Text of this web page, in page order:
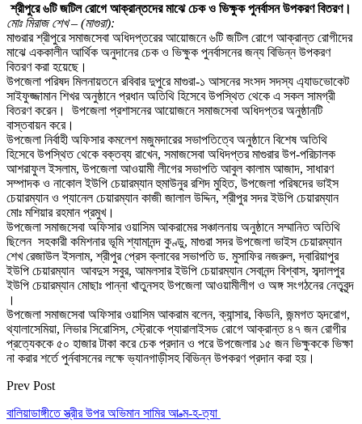
শ্রীপুরে ৬টি জটিল রোগে আক্রান্তদের মাঝে চেক ও ভিক্ষুক পুনর্বাসন উপকরণ বিতরণ।
মোঃ মিরাজ শেখ – (মাগুরা):
মাগুরার শ্রীপুরে সমাজসেবা অধিদপ্তরের আয়োজনে ৬টি জটিল রোগে আক্রান্ত রোগীদের
মাঝে এককালীন আর্থিক অনুদানের চেক ও ভিক্ষুক পুনর্বাসনের জন্য বিভিন্ন উপকরণ
বিতরণ করা হয়েছে।
উপজেলা পরিষদ মিলনায়তনে রবিবার দুপুরে মাগুরা-১ আসনের সংসদ সদস্য এ্যাডভোকেট
সাইফুজ্জামান শিখর অনুষ্ঠানে প্রধান অতিথি হিসেবে উপস্থিত থেকে এ সকল সামগ্রী
বিতরণ করেন। উপজেলা প্রশাসনের আয়োজনে সমাজসেবা অধিদপ্তর অনুষ্ঠানটি
বাস্তবায়ন করে।
উপজেলা নির্বাহী অফিসার কমলেশ মজুমদারের সভাপতিত্বে অনুষ্ঠানে বিশেষ অতিথি
হিসেবে উপস্থিত থেকে বক্তব্য রাখেন, সমাজসেবা অধিদপ্তর মাগুরার উপ-পরিচালক
আশরাফুল ইসলাম, উপজেলা আওয়ামী লীগের সভাপতি আবুল কালাম আজাদ, সাধারণ
সম্পাদক ও নাকোল ইউপি চেয়ারম্যান হুমাউনুর রশিদ মুহিত, উপজেলা পরিষদের ভাইস
চেয়ারম্যান ও প্যানেল চেয়ারম্যান কাজী জালাল উদ্দিন, শ্রীপুর সদর ইউপি চেয়ারম্যান
মোঃ মশিয়ার রহমান প্রমুখ।
উপজেলা সমাজসেবা অফিসার ওয়াসিম আকরামের সঞ্চালনায় অনুষ্ঠানে সম্মানিত অতিথি
ছিলেন সহকারী কমিশনার ভূমি শ্যামানন্দ কুণ্ডু, মাগুরা সদর উপজেলা ভাইস চেয়ারম্যান
শেখ রেজাউল ইসলাম, শ্রীপুর প্রেস ক্লাবের সভাপতি ড. মুসাফির নজরুল, দ্বারিয়াপুর
ইউপি চেয়ারম্যান আবদুস সবুর, আমলসার ইউপি চেয়ারম্যান সেবানন্দ বিশ্বাস, সব্দালপুর
ইউপি চেয়ারম্যান মোছাঃ পান্না খাতুনসহ উপজেলা আওয়ামীলীগ ও অঙ্গ সংগঠনের নেতৃবৃন্দ
।
উপজেলা সমাজসেবা অফিসার ওয়াসিম আকরাম বলেন, ক্যান্সার, কিডনি, জন্মগত হৃদরোগ,
থ্যালাসেমিয়া, লিভার সিরোসিস, স্ট্রোকে প্যারালাইসড রোগে আক্রান্ত ৪৭ জন রোগীর
প্রত্যেককে ৫০ হাজার টাকা করে চেক প্রদান ও পরে উপজেলার ১৫ জন ভিক্ষুককে ভিক্ষা
না করার শর্তে পুর্নবাসনের লক্ষে ভ্যানগাড়ীসহ বিভিন্ন উপকরণ প্রদান করা হয়।
Prev Post
বালিয়াডাঙ্গীতে স্ত্রীর উপর অভিমান সামির আ-ত্ম-হ-ত্যা